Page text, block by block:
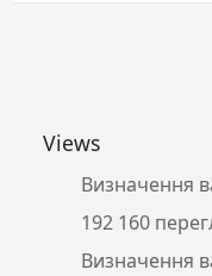
Views
Визначення
192 160
Визначення